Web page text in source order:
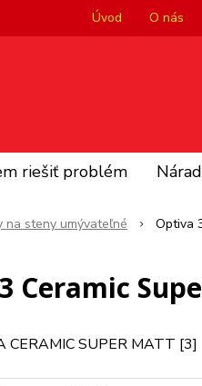
Úvod O nás
riešiť problém
na steny umývateľné Optiva
Ceramic
CERAMIC SUPER MATT [3]